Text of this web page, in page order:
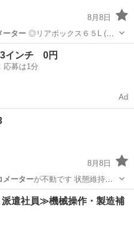
8月8日
ーター◎リアボックス６５L (ホ
ダ
インチ 0円
応募は1分
Ad
8月8日
メーターが不動です 状態維持の
遣社員≫機械操作・製造補